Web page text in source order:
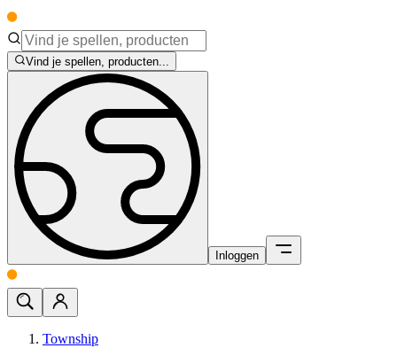
Vind je spellen, producten...
Inloggen
Township